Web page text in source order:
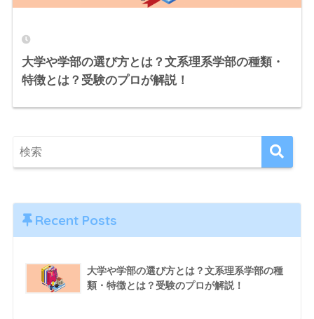
大学や学部の選び方とは？文系理系学部の種類・
特徴とは？受験のプロが解説！
Recent Posts
大学や学部の選び方とは？文系理系学部の種
類・特徴とは？受験のプロが解説！